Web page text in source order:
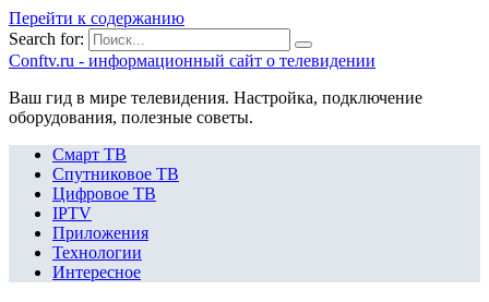
Перейти к содержанию
Search for:
Сonftv.ru - информационный сайт о телевидении
Ваш гид в мире телевидения. Настройка, подключение
оборудования, полезные советы.
Смарт ТВ
Спутниковое ТВ
Цифровое ТВ
IPTV
Приложения
Технологии
Интересное